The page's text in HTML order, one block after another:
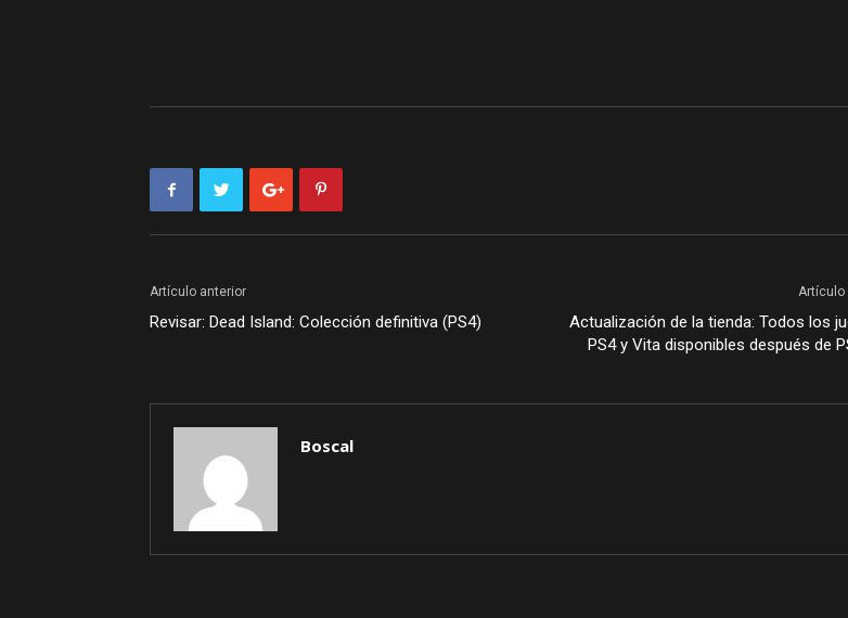
Artículo anterior
Revisar: Dead Island: Colección definitiva (PS4)
Artículo
Actualización de la tienda: Todos los
PS4 y Vita disponibles después de
Boscal